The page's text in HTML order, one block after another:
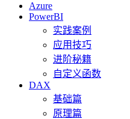
Azure
PowerBI
实践案例
应用技巧
进阶秘籍
自定义函数
DAX
基础篇
原理篇